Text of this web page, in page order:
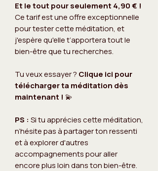
Et le tout pour seulement 4,90 € !
Ce tarif est une offre exceptionnelle
pour tester cette méditation, et
j'espère qu'elle t’apportera tout le
bien-être que tu recherches.
Tu veux essayer ? Clique ici pour
télécharger ta méditation dès
maintenant ! 💫
PS : Si tu apprécies cette méditation,
n’hésite pas à partager ton ressenti
et à explorer d'autres
accompagnements pour aller
encore plus loin dans ton bien-être.